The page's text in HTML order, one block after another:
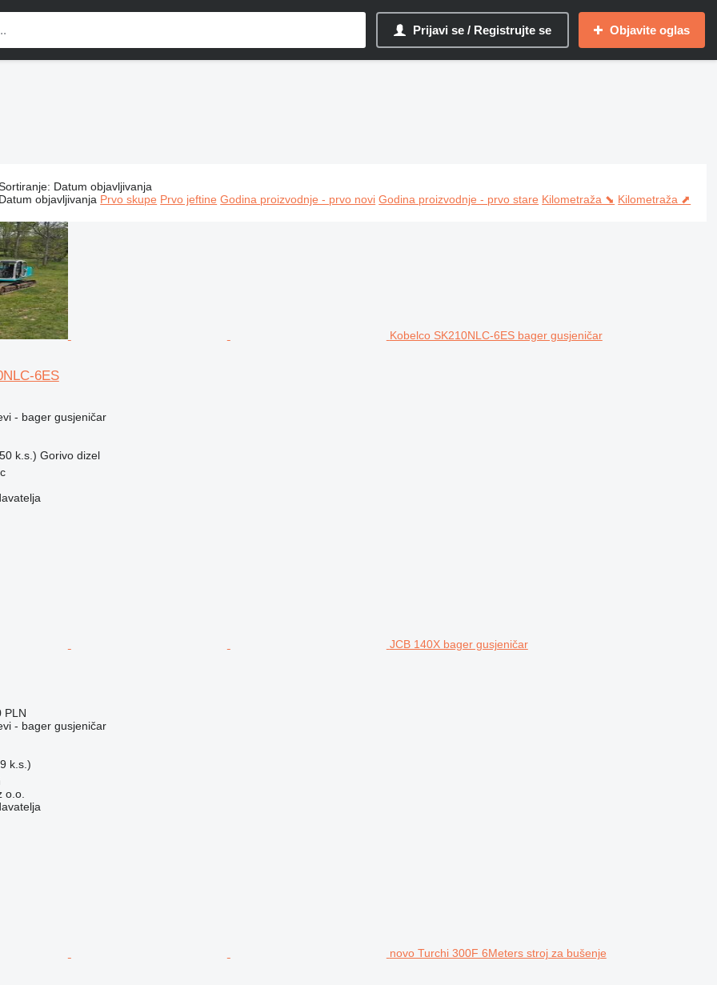
Prijavi se / Registrujte se Objavite oglas
Građevinski strojevi, građevinske mašine, građevinska vozila, specijalni strojevi
: Datum objavljivanja
Datum objavljivanja Prvo skupe Prvo jeftine Godina proizvodnje - prvo novi Godina proizvodnje - prvo stare Kilometraža ⬊ Kilometraža ⬈
Kobelco SK210NLC-6ES bager gusjeničar
6ES
- bager gusjeničar
k.s.) Gorivo dizel
JCB 140X bager gusjeničar
PLN
- bager gusjeničar
k.s.)
o.o.
novo Turchi 300F 6Meters stroj za bušenje